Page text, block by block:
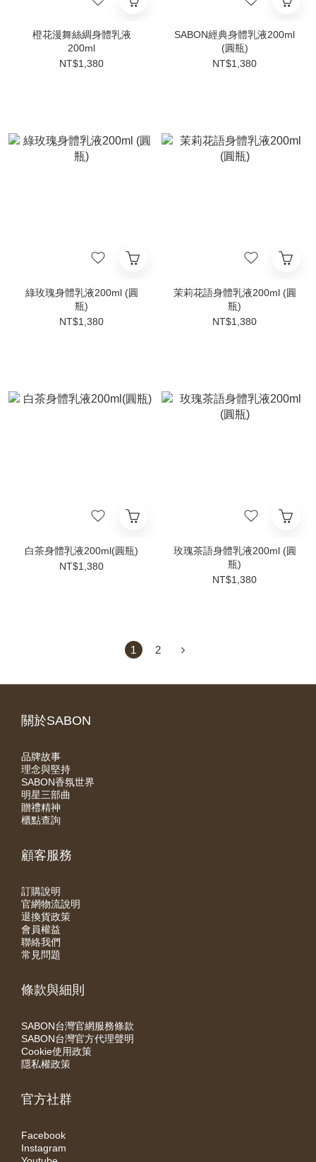
橙花漫舞絲綢身體乳液
200ml
NT$1,380
SABON經典身體乳液200ml
(圓瓶)
NT$1,380
綠玫瑰身體乳液200ml (圓
瓶)
NT$1,380
茉莉花語身體乳液200ml (圓
瓶)
NT$1,380
白茶身體乳液200ml(圓瓶)
NT$1,380
玫瑰茶語身體乳液200ml (圓
瓶)
NT$1,380
1 2
關於SABON
品牌故事
理念與堅持
SABON香氛世界
明星三部曲
贈禮精神
櫃點查詢
顧客服務
訂購說明
官網物流說明
退換貨政策
會員權益
聯絡我們
常見問題
條款與細則
SABON台灣官網服務條款
SABON台灣官方代理聲明
Cookie使用政策
隱私權政策
官方社群
Facebook
Instagram